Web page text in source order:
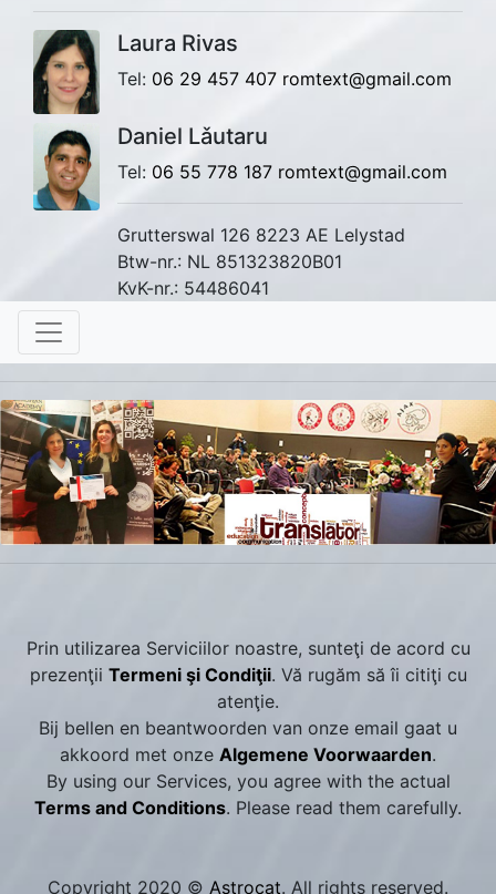
Laura Rivas
Tel: 06 29 457 407 romtext@gmail.com
Daniel Lǎutaru
Tel: 06 55 778 187 romtext@gmail.com
Grutterswal 126 8223 AE Lelystad
Btw-nr.: NL 851323820B01
KvK-nr.: 54486041
Prin utilizarea Serviciilor noastre, sunteţi de acord cu
prezenţii Termeni şi Condiţii. Vă rugăm să îi citiţi cu
atenţie.
Bij bellen en beantwoorden van onze email gaat u
akkoord met onze Algemene Voorwaarden.
By using our Services, you agree with the actual
Terms and Conditions. Please read them carefully.
Copyright 2020 © Astrocat. All rights reserved.